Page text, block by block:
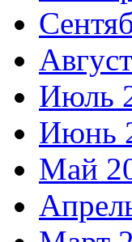
Июль
Июнь
Май